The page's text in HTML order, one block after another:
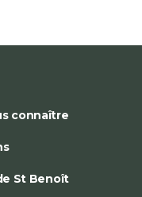
connaître
St Benoît